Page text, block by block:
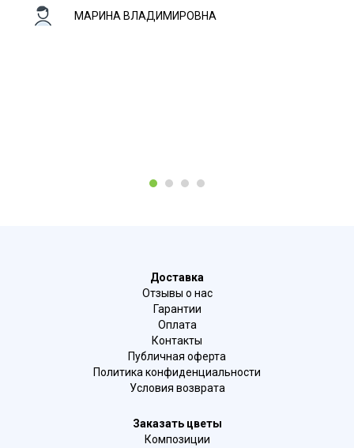
МАРИНА ВЛАДИМИРОВНА
1 2 3 4
Доставка
Отзывы о нас
Гарантии
Оплата
Контакты
Публичная оферта
Политика конфиденциальности
Условия возврата
Заказать цветы
Композиции